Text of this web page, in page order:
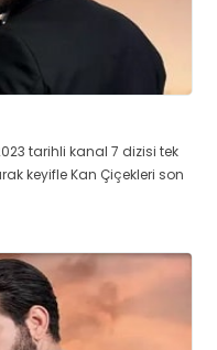
tarihli kanal 7 dizisi tek
keyifle Kan Çiçekleri son